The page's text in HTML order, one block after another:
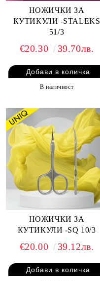
НОЖИЧКИ ЗА
КУТИКУЛИ -STALEKS
51/3
€20.30 39.70лв.
В наличност
НОЖИЧКИ ЗА
КУТИКУЛИ -SQ 10/3
€20.00 39.12лв.